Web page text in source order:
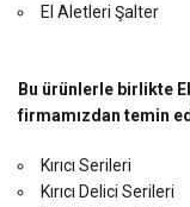
El Aletleri Şalter
Bu ürünlerle birlikte
firmamızdan temin
Kırıcı Serileri
Kırıcı Delici Serileri